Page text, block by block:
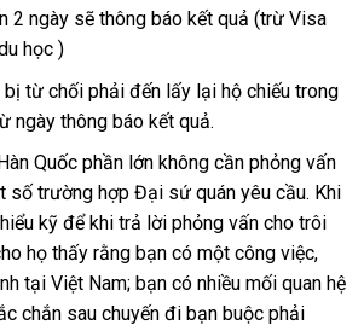
2 ngày sẽ thông báo kết quả (trừ Visa
học )
từ chối phải đến lấy lại hộ chiếu trong
ngày thông báo kết quả.
Quốc phần lớn không cần phỏng vấn
số trường hợp Đại sứ quán yêu cầu. Khi
kỹ để khi trả lời phỏng vấn cho trôi
họ thấy rằng bạn có một công việc,
tại Việt Nam; bạn có nhiều mối quan hệ
chắn sau chuyến đi bạn buộc phải